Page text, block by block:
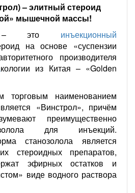
– элитный стероид
мышечной массы!
– это инъекционный
на основе «суспензии
производителя
кологии из Китая – «Golden
торговым наименованием
«Винстрол», причём
преимущественно
для инъекций.
станозолола является
стероидных препаратов,
эфирных остатков и
виде водного раствора